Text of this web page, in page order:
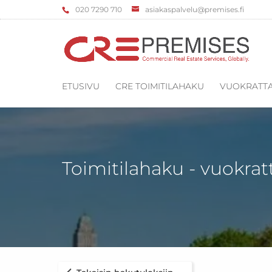
‌020 7290 710 asiakaspalvelu@premises.fi
ETUSIVU CRE TOIMITILAHAKU
Toimitilahaku -